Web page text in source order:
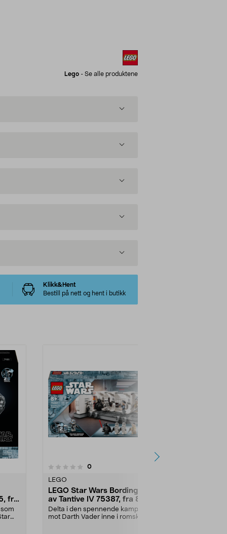
Lego - Se alle produktene
Klikk&Hent
Bestill på nett og hent i butikk
fra
0anmeldelser
LEGO
LEGO Star Wars Bordingen
av Tantive IV 75387, fra 8 år
Delta i den spennende kampen
mot Darth Vader inne i romskipet.
0.0 av 5 stjerner